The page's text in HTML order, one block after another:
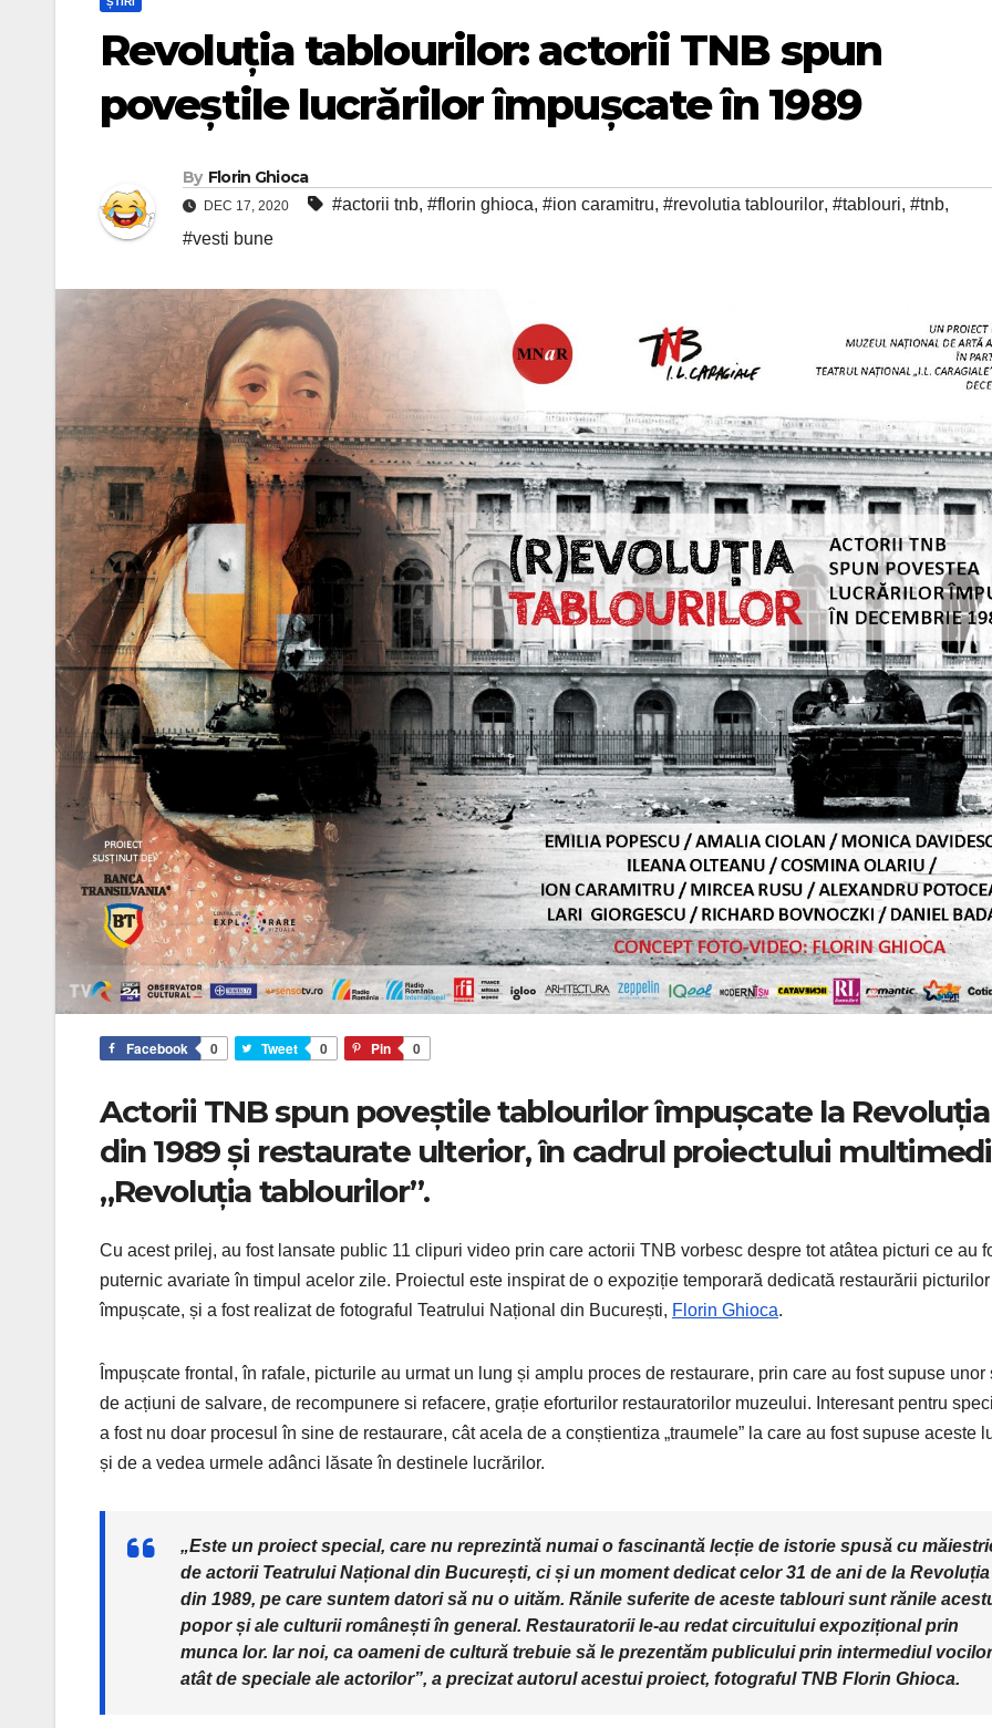
Revoluția tablourilor: actorii TNB spun
poveștile lucrărilor împușcate în 1989
By Florin Ghioca
DEC 17, 2020 #actorii tnb, #florin ghioca, #ion caramitru, #revolutia tablourilor, #tablouri, #tnb,
#vesti bune
Facebook 0 Tweet 0 Pin 0
Actorii TNB spun poveștile tablourilor împușcate la Revoluția
din 1989 și restaurate ulterior, în cadrul proiectului
„Revoluția tablourilor”.
Cu acest prilej, au fost lansate public 11 clipuri video prin care actorii TNB vorbesc despre tot atâtea picturi ce au
puternic avariate în timpul acelor zile. Proiectul este inspirat de o expoziție temporară dedicată restaurării picturilor
împușcate, și a fost realizat de fotograful Teatrului Național din București, Florin Ghioca.
Împușcate frontal, în rafale, picturile au urmat un lung și amplu proces de restaurare, prin care au fost supuse unor
de acțiuni de salvare, de recompunere si refacere, grație eforturilor restauratorilor muzeului. Interesant pentru
a fost nu doar procesul în sine de restaurare, cât acela de a conștientiza „traumele” la care au fost supuse aceste
și de a vedea urmele adânci lăsate în destinele lucrărilor.
„Este un proiect special, care nu reprezintă numai o fascinantă lecție de istorie spusă cu
de actorii Teatrului Național din București, ci și un moment dedicat celor 31 de ani de la Revoluția
din 1989, pe care suntem datori să nu o uităm. Rănile suferite de aceste tablouri sunt rănile
popor și ale culturii românești în general. Restauratorii le-au redat circuitului expozițional prin
munca lor. Iar noi, ca oameni de cultură trebuie să le prezentăm publicului prin intermediul vocilor
atât de speciale ale actorilor”, a precizat autorul acestui proiect, fotograful TNB Florin Ghioca.